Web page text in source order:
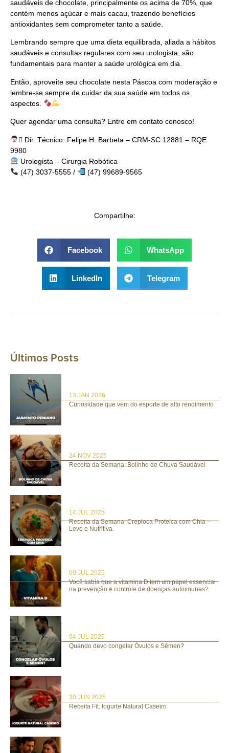
saudáveis de chocolate, principalmente os acima de 70%, que
contém menos açúcar e mais cacau, trazendo benefícios
antioxidantes sem comprometer tanto a saúde.
Lembrando sempre que uma dieta equilibrada, aliada a hábitos
saudáveis e consultas regulares com seu urologista, são
fundamentais para manter a saúde urológica em dia.
Então, aproveite seu chocolate nesta Páscoa com moderação e
lembre-se sempre de cuidar da sua saúde em todos os
aspectos.
Quer agendar uma consulta? Entre em contato conosco!
‍⚕ Dir. Técnico: Felipe H. Barbeta – CRM-SC 12881 – RQE
9980
Urologista – Cirurgia Robótica
(47) 3037-5555 /
(47) 99689-9565
Compartilhe:
Facebook WhatsApp
LinkedIn Telegram
Últimos Posts
13 JAN 2026
Curiosidade que vem do esporte de alto rendimento
24 NOV 2025
Receita da Semana: Bolinho de Chuva Saudável
14 JUL 2025
Receita da Semana: Crepioca Proteica com Chia –
Leve e Nutritiva.
09 JUL 2025
Você sabia que a vitamina D tem um papel essencial
na prevenção e controle de doenças autoimunes?
04 JUL 2025
Quando devo congelar Óvulos e Sêmen?
30 JUN 2025
Receita Fit: Iogurte Natural Caseiro